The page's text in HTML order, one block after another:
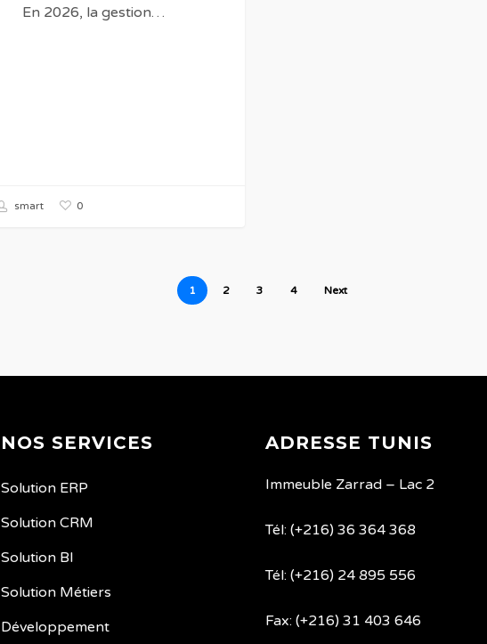
En 2026, la gestion…
smart 0
1 2 3 4 Next
NOS SERVICES
Solution ERP
Solution CRM
Solution BI
Solution Métiers
Développement
ADRESSE TUNIS
Immeuble Zarrad – Lac 2
Tél: (+216) 36 364 368
Tél: (+216) 24 895 556
Fax: (+216) 31 403 646